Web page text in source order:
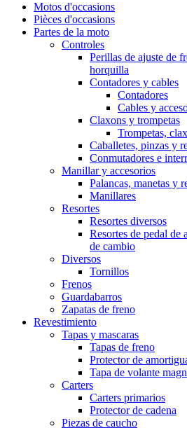
Motos d'occasions
Pièces d'occasions
Partes de la moto
Controles
Perillas de ajuste de
horquilla
Contadores y cables
Contadores
Cables y
Claxons y trompetas
Trompetas,
Caballetes, pinzas y
Conmutadores e
Manillar y accesorios
Palancas, manetas y
Manillares
Resortes
Resortes diversos
Resortes de pedal de
de cambio
Diversos
Tornillos
Frenos
Guardabarros
Zapatas de freno
Revestimiento
Tapas y mascaras
Tapas de freno
Protector de
Tapa de volante
Carters
Carters primarios
Protector de cadena
Piezas de caucho